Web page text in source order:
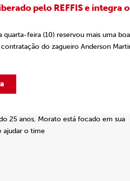
pelo REFFIS e integra o
quarta-feira (10) reservou mais uma boa
do zagueiro Anderson